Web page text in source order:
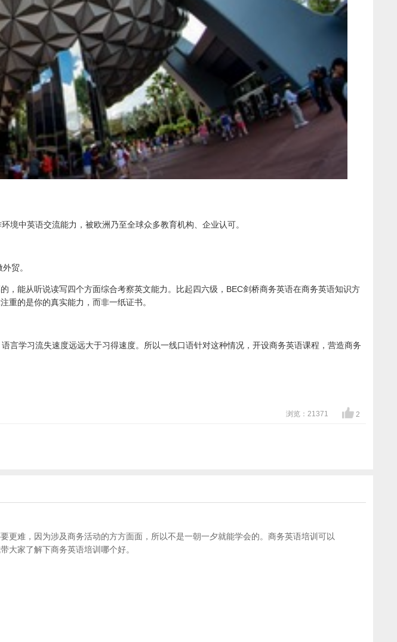
境中英语交流能力，被欧洲乃至全球众多教育机构、企业认可。
贸。
能从听说读写四个方面综合考察英文能力。比起四六级，BEC剑桥商务英语在商务英语知识方
重的是你的真实能力，而非一纸证书。
言学习流失速度远远大于习得速度。所以一线口语针对这种情况，开设商务英语课程，营造商务
浏览：21371 2
更难，因为涉及商务活动的方方面面，所以不是一朝一夕就能学会的。商务英语培训可以
大家了解下商务英语培训哪个好。